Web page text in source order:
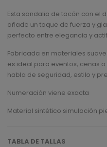
Esta sandalia de tacón con el
añade un toque de fuerza y
perfecto entre elegancia y
Fabricada en materiales
es ideal para eventos, cenas
habla de seguridad, estilo y
Numeración viene exacta
Material sintético simulación
TABLA DE TALLAS